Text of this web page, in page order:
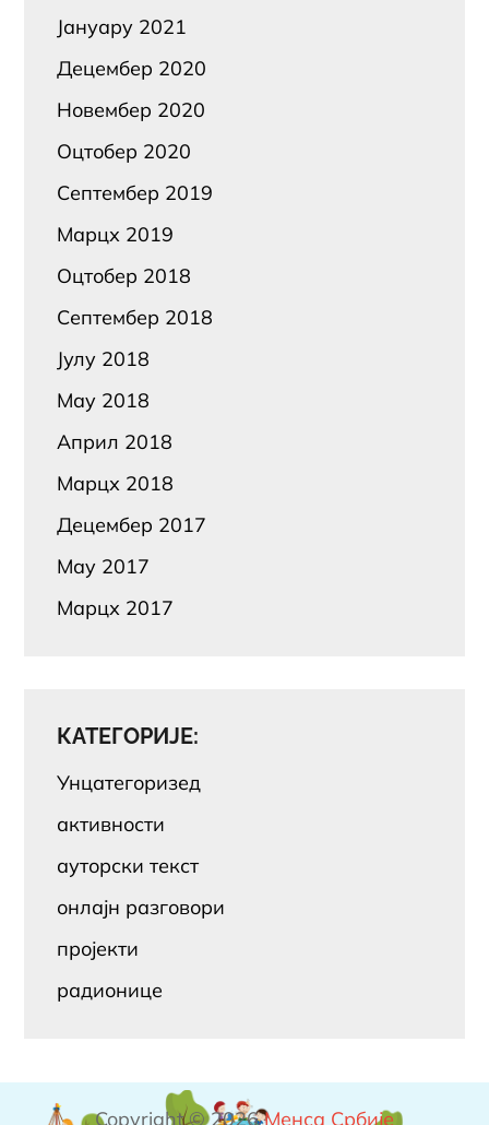
Јануарy 2021
Децембер 2020
Новембер 2020
Оцтобер 2020
Септембер 2019
Марцх 2019
Оцтобер 2018
Септембер 2018
Јулy 2018
Маy 2018
Април 2018
Марцх 2018
Децембер 2017
Маy 2017
Марцх 2017
КАТЕГОРИЈЕ:
Унцатегоризед
активности
ауторски текст
онлајн разговори
пројекти
радионице
Copyright © 2026Менса Србије